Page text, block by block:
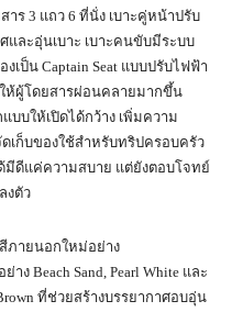
าร 3 แถว 6 ที่นั่ง เบาะคู่หน้าปรับ
และอุ่นเบาะ เบาะคนขับมีระบบ
เป็น Captain Seat แบบปรับไฟฟ้า
ห้ผู้โดยสารผ่อนคลายมากขึ้น
บบให้เปิดได้กว้าง เพิ่มความ
ก็บของใช้สำหรับทริปครอบครัว
มีดีแค่ความสบาย แต่ยังตอบโจทย์
งตัว
ภายนอกใหม่อย่าง
าง Beach Sand, Pearl White และ
ที่ช่วยสร้างบรรยากาศอบอุ่น